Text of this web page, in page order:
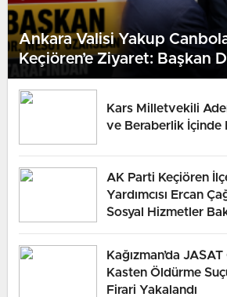
Ankara Valisi Yakup
Keçiören’e Ziyaret: Başkan
Özarslan Ağırladı
Kars Milletvekili
ve Beraberlik İçinde
AK Parti Keçiören
Yardımcısı Ercan
Sosyal Hizmetler
Kağızman’da
Kasten Öldürme
Firari Yakalandı